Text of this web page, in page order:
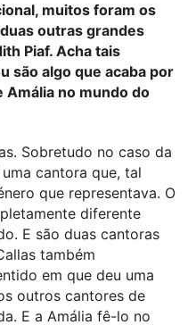
muitos foram os
outras grandes
Piaf. Acha tais
são algo que acaba por
Amália no mundo do
Sobretudo no caso da
cantora que, tal
que representava. O
diferente
E são duas cantoras
também
em que deu uma
outros cantores de
E a Amália fê-lo no